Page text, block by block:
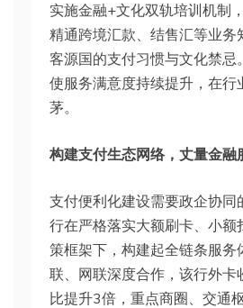
实施金融+文化双轨培训机制
精通跨境汇款、结售汇等业务
客源国的支付习惯与文化禁忌
使服务满意度持续提升，在行
茅。
构建支付生态网络，丈量金融
支付便利化建设需要政企协同
行在严格落实大额刷卡、小额
策框架下，构建起全链条服务
联、网联深度合作，该行外卡
比提升3倍，重点商圈、交通